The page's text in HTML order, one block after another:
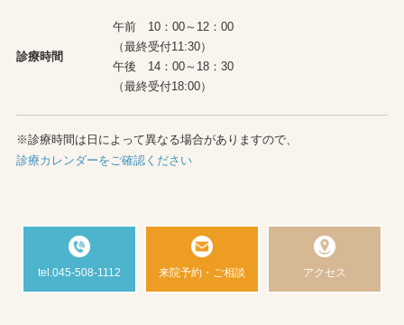
診療時間
午前 10：00～12：00
（最終受付11:30）
午後 14：00～18：30
（最終受付18:00）
※診療時間は日によって異なる場合がありますので、
診療カレンダーをご確認ください
tel.045-508-1112 来院予約・ご相談 アクセス